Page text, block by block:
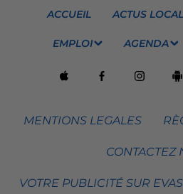
ACCUEIL ACTUS
EMPLOI AGENDA
MENTIONS LEGALES
CONTACTEZ
VOTRE PUBLICITÉ SUR